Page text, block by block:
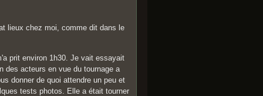
lieux chez moi, comme dit dans le
prit environ 1h30. Je vait essayait
des acteurs en vue du tournage a
donner de quoi attendre un peu et
tests photos. Elle a était tourner